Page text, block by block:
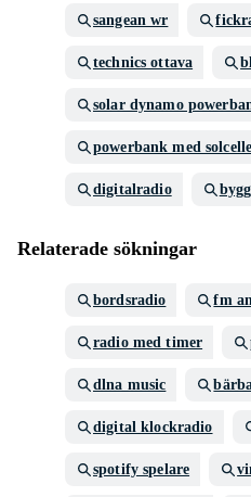
sangean wr
technics ottava
solar dynamo
powerbank med
digitalradio
Relaterade sökningar
bordsradio fm
radio med timer
dlna music
digital klockradio
spotify spelare